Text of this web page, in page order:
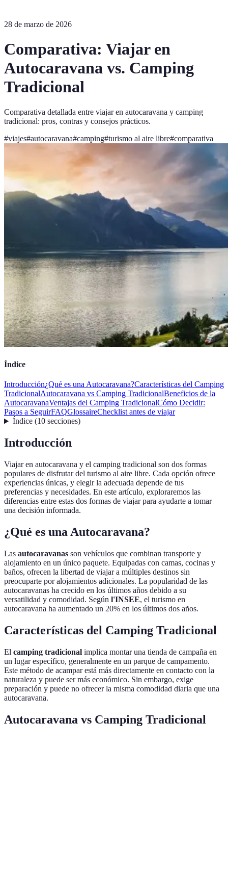
28 de marzo de 2026
Comparativa: Viajar en
Autocaravana vs. Camping
Tradicional
Comparativa detallada entre viajar en autocaravana y camping
tradicional: pros, contras y consejos prácticos.
#viajes#autocaravana#camping#turismo al aire libre#comparativa
Índice
Introducción¿Qué es una Autocaravana?Características del Camping
TradicionalAutocaravana vs Camping TradicionalBeneficios de la
AutocaravanaVentajas del Camping TradicionalCómo Decidir:
Pasos a SeguirFAQGlossaireChecklist antes de viajar
Índice(10 secciones)
Introducción
Viajar en autocaravana y el camping tradicional son dos formas
populares de disfrutar del turismo al aire libre. Cada opción ofrece
experiencias únicas, y elegir la adecuada depende de tus
preferencias y necesidades. En este artículo, exploraremos las
diferencias entre estas dos formas de viajar para ayudarte a tomar
una decisión informada.
¿Qué es una Autocaravana?
Las autocaravanas son vehículos que combinan transporte y
alojamiento en un único paquete. Equipadas con camas, cocinas y
baños, ofrecen la libertad de viajar a múltiples destinos sin
preocuparte por alojamientos adicionales. La popularidad de las
autocaravanas ha crecido en los últimos años debido a su
versatilidad y comodidad. Según l'INSEE, el turismo en
autocaravana ha aumentado un 20% en los últimos dos años.
Características del Camping Tradicional
El camping tradicional implica montar una tienda de campaña en
un lugar específico, generalmente en un parque de campamento.
Este método de acampar está más directamente en contacto con la
naturaleza y puede ser más económico. Sin embargo, exige
preparación y puede no ofrecer la misma comodidad diaria que una
autocaravana.
Autocaravana vs Camping Tradicional